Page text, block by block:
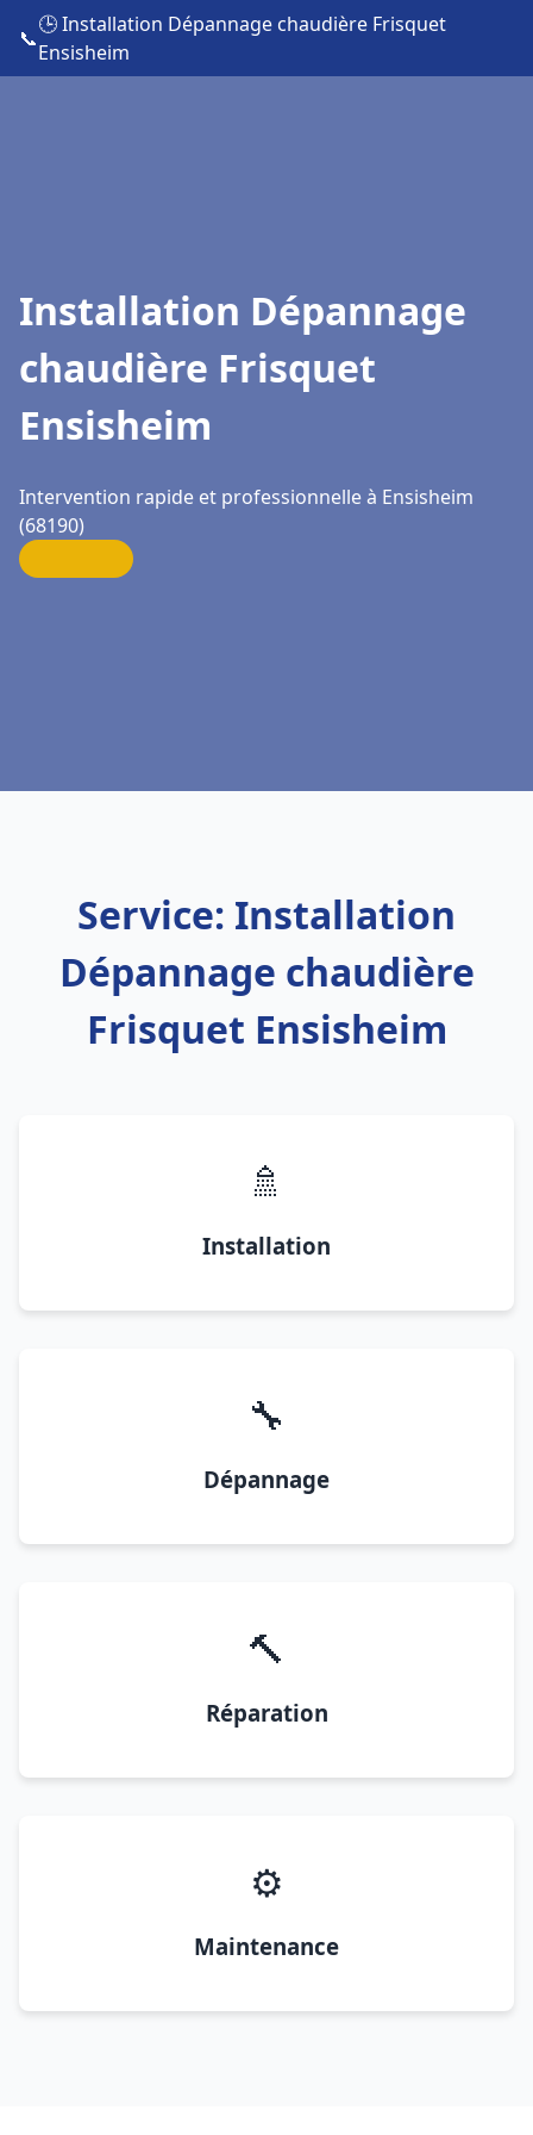
📞
🕒 Installation Dépannage chaudière Frisquet
Ensisheim
Installation Dépannage
chaudière Frisquet
Ensisheim
Intervention rapide et professionnelle à Ensisheim
(68190)
Service: Installation
Dépannage chaudière
Frisquet Ensisheim
🚿
Installation
🔧
Dépannage
🔨
Réparation
⚙️
Maintenance